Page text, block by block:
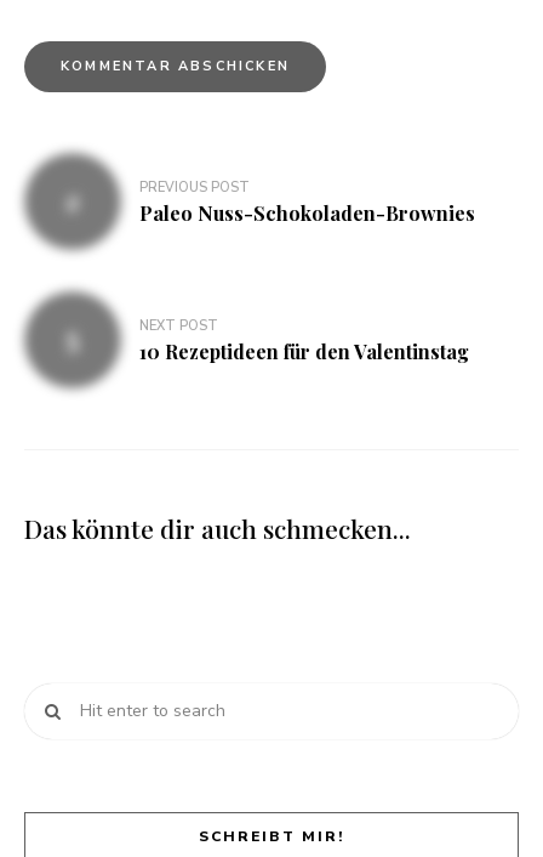
PREVIOUS POST
Paleo Nuss-Schokoladen-Brownies
NEXT POST
10 Rezeptideen für den Valentinstag
Das könnte dir auch schmecken...
SCHREIBT MIR!